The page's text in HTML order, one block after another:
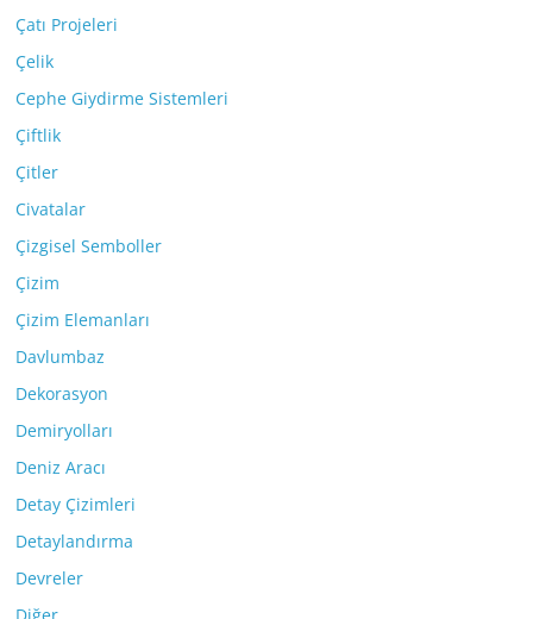
Çatı Projeleri
Çelik
Cephe Giydirme Sistemleri
Çiftlik
Çitler
Civatalar
Çizgisel Semboller
Çizim
Çizim Elemanları
Davlumbaz
Dekorasyon
Demiryolları
Deniz Aracı
Detay Çizimleri
Detaylandırma
Devreler